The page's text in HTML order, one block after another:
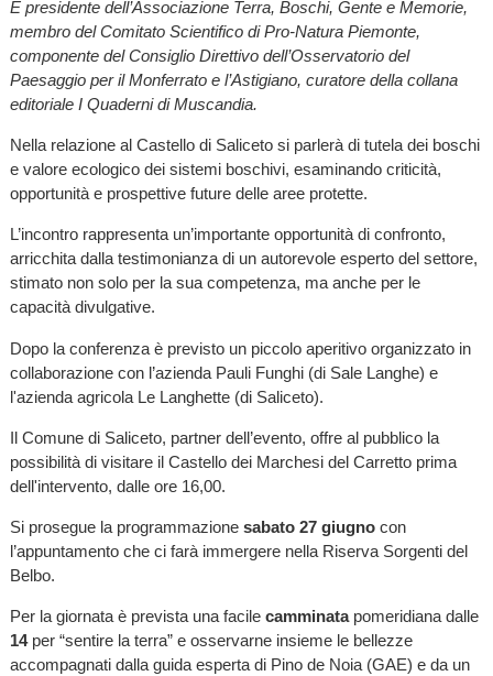
È presidente dell’Associazione Terra, Boschi, Gente e Memorie,
membro del Comitato Scientifico di Pro-Natura Piemonte,
componente del Consiglio Direttivo dell’Osservatorio del
Paesaggio per il Monferrato e l’Astigiano, curatore della collana
editoriale I Quaderni di Muscandia.
Nella relazione al Castello di Saliceto si parlerà di tutela dei boschi
e valore ecologico dei sistemi boschivi, esaminando criticità,
opportunità e prospettive future delle aree protette.
L’incontro rappresenta un’importante opportunità di confronto,
arricchita dalla testimonianza di un autorevole esperto del settore,
stimato non solo per la sua competenza, ma anche per le
capacità divulgative.
Dopo la conferenza è previsto un piccolo aperitivo organizzato in
collaborazione con l’azienda Pauli Funghi (di Sale Langhe) e
l'azienda agricola Le Langhette (di Saliceto).
Il Comune di Saliceto, partner dell’evento, offre al pubblico la
possibilità di visitare il Castello dei Marchesi del Carretto prima
dell'intervento, dalle ore 16,00.
Si prosegue la programmazione sabato 27 giugno con
l’appuntamento che ci farà immergere nella Riserva Sorgenti del
Belbo.
Per la giornata è prevista una facile camminata pomeridiana dalle
14 per “sentire la terra” e osservarne insieme le bellezze
accompagnati dalla guida esperta di Pino de Noia (GAE) e da un